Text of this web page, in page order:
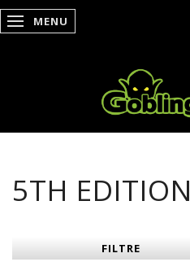
SKIFTE NAVIGATION
MENU
5TH EDITION
FILTRE